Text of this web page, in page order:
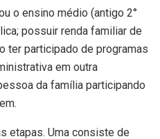
o ensino médio (antigo 2°
possuir renda familiar de
ter participado de programas
em outra
da família participando
etapas. Uma consiste de